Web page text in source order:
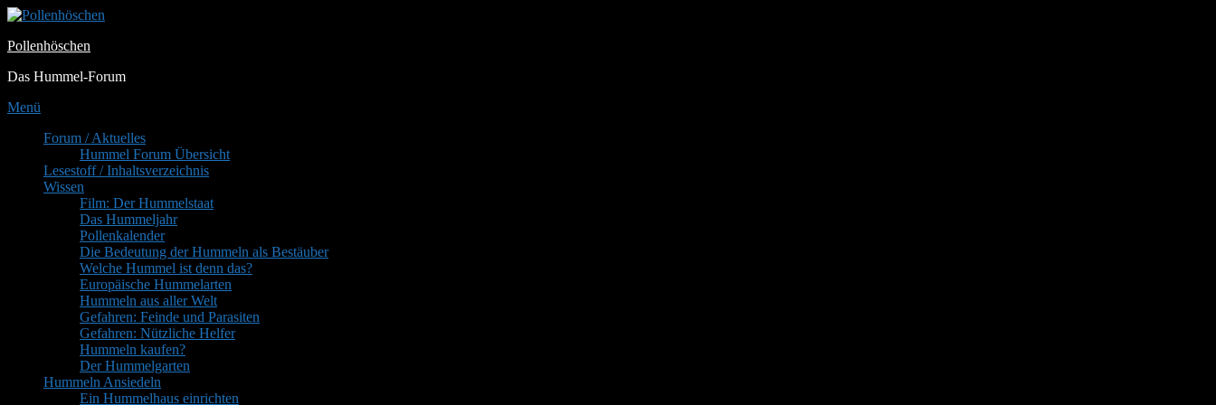
Zum
springen
Pollenhöschen
Das Hummel-Forum
Menü
PrimäresForum / Aktuelles
Hummel Forum Übersicht
Lesestoff / Inhaltsverzeichnis
Wissen
Film: Der Hummelstaat
Das Hummeljahr
Pollenkalender
Die Bedeutung der Hummeln als Bestäuber
Welche Hummel ist denn das?
Europäische Hummelarten
Hummeln aus aller Welt
Gefahren: Feinde und Parasiten
Gefahren: Nützliche Helfer
Hummeln kaufen?
Der Hummelgarten
Hummeln Ansiedeln
Ein Hummelhaus einrichten